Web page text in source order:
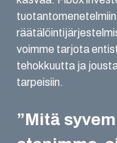
voimme tarjota
tehokkuutta ja
tarpeisiin.
”Mitä